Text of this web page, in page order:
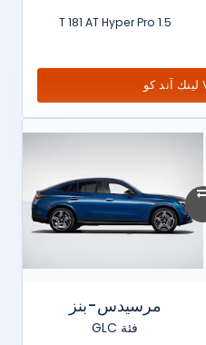
1.5 T 181 AT Hyper Pro
مرسيدس-بنز
فئة GLC